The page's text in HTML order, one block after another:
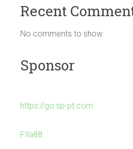
Recent
No comments to show.
Sponsor
https://go.sp-pt.com
FIla88